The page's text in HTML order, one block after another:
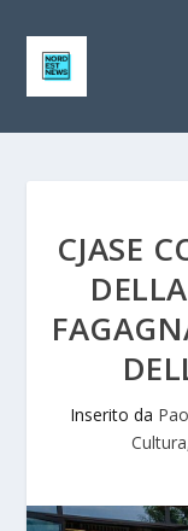
CJASE
Inserito da
Cultura